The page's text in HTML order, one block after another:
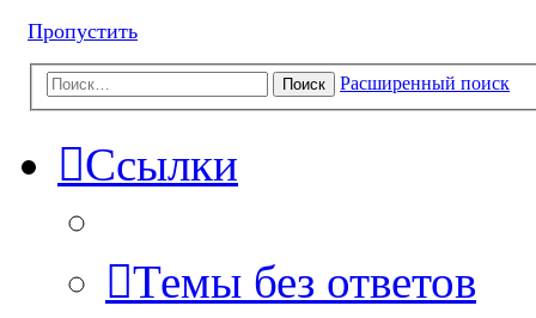
Пропустить
Поиск Расширенный поиск
Ссылки
Темы без ответов